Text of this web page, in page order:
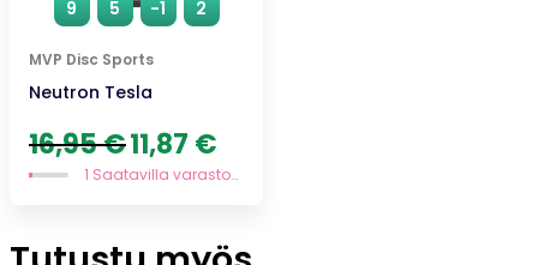
9 5 -1 2
MVP Disc Sports
Neutron Tesla
16,95€ Alkuperäinen
hinta
oli:
11,87 €
on:
1 Saatavilla varastossa